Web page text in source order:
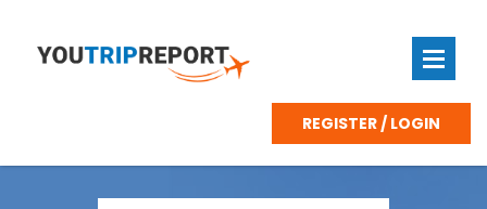
REGISTER / LOGIN